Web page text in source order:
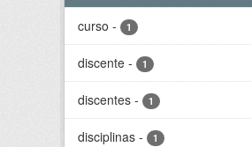
curso - 1
discente - 1
discentes - 1
disciplinas - 1